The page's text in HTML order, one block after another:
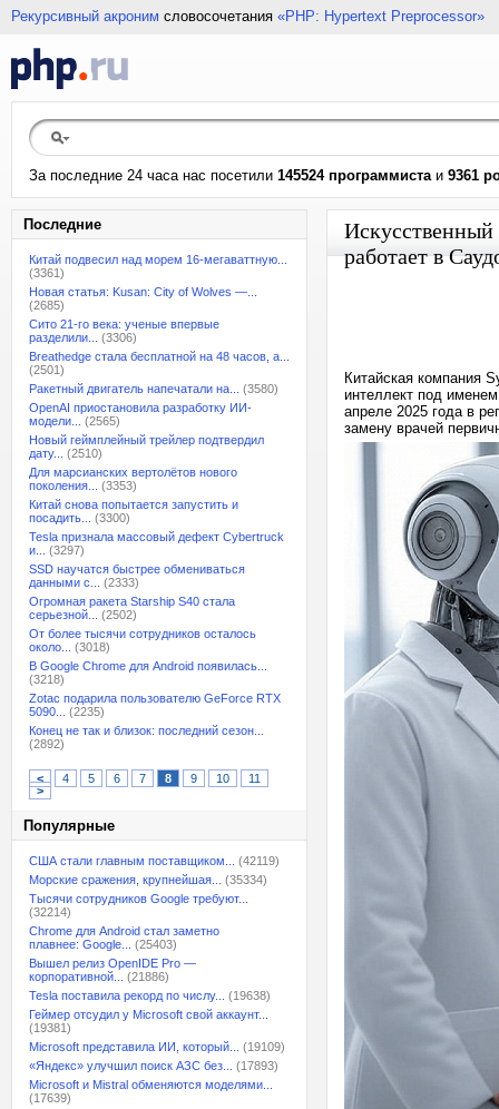
Рекурсивный акроним словосочетания «PHP: Hypertext Preprocessor»
За последние 24 часа нас посетили 145524 программистаи 9361
Последние
Китай подвесил над морем 16-мегаваттную...
(3361)
Новая статья: Kusan: City of Wolves —...
(2685)
Сито 21-го века: ученые впервые
разделили...
(3306)
Breathedge стала бесплатной на 48 часов, а...
(2501)
Ракетный двигатель напечатали на...
(3580)
OpenAI приостановила разработку ИИ-
модели...
(2565)
Новый геймплейный трейлер подтвердил
дату...
(2510)
Для марсианских вертолётов нового
поколения...
(3353)
Китай снова попытается запустить и
посадить...
(3300)
Tesla признала массовый дефект Cybertruck
и...
(3297)
SSD научатся быстрее обмениваться
данными с...
(2333)
Огромная ракета Starship S40 стала
серьезной...
(2502)
От более тысячи сотрудников осталось
около...
(3018)
В Google Chrome для Android появилась...
(3218)
Zotac подарила пользователю GeForce RTX
5090...
(2235)
Конец не так и близок: последний сезон...
(2892)
< 4 5 6 7 8 9 10
11
>
Популярные
США стали главным поставщиком...
(42119)
Морские сражения, крупнейшая...
(35334)
Тысячи сотрудников Google требуют...
(32214)
Chrome для Android стал заметно
плавнее: Google...
(25403)
Вышел релиз OpenIDE Pro —
корпоративной...
(21886)
Tesla поставила рекорд по числу...
(19638)
Геймер отсудил у Microsoft свой аккаунт...
(19381)
Microsoft представила ИИ, который...
(19109)
«Яндекс» улучшил поиск АЗС без...
(17893)
Microsoft и Mistral обменяются моделями...
(17639)
Искусственный
работает в
Китайская компания
интеллект под
апреле 2025 года в
замену врачей